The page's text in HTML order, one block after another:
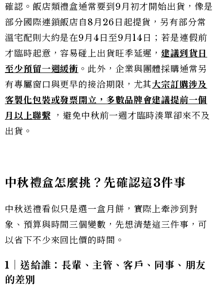
確認。飯店類禮盒通常要到9月初才開始出貨，像是
部分國際連鎖飯店自8月26日起提貨，另有部分常
溫宅配則大約是在9月4日至9月14日；若是連假前
才臨時起意，容易碰上出貨旺季延遲，建議到貨日
至少預留一週緩衝 。此外，企業與團體採購通常另
有專屬窗口與更早的接洽期限，尤其大宗訂購涉及
客製化包裝或發票開立， 多數品牌會建議提前一個
月以上聯繫 ，避免中秋前一週才臨時湊單卻來不及
出貨。
中秋禮盒怎麼挑？先確認這3件事
中秋送禮看似只是選一盒月餅，實際上牽涉到對
象、預算與時間三個變數，先想清楚這三件事，可
以省下不少來回比價的時間。
1｜送給誰：長輩、主管、客戶、同事、朋友
的差別